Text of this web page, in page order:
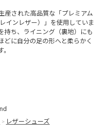
> レザーシューズ
産された高品質な「プレミアム
インレザー）」を使用していま
持ち、ライニング（裏地）にも
どに自分の足の形へと柔らかく